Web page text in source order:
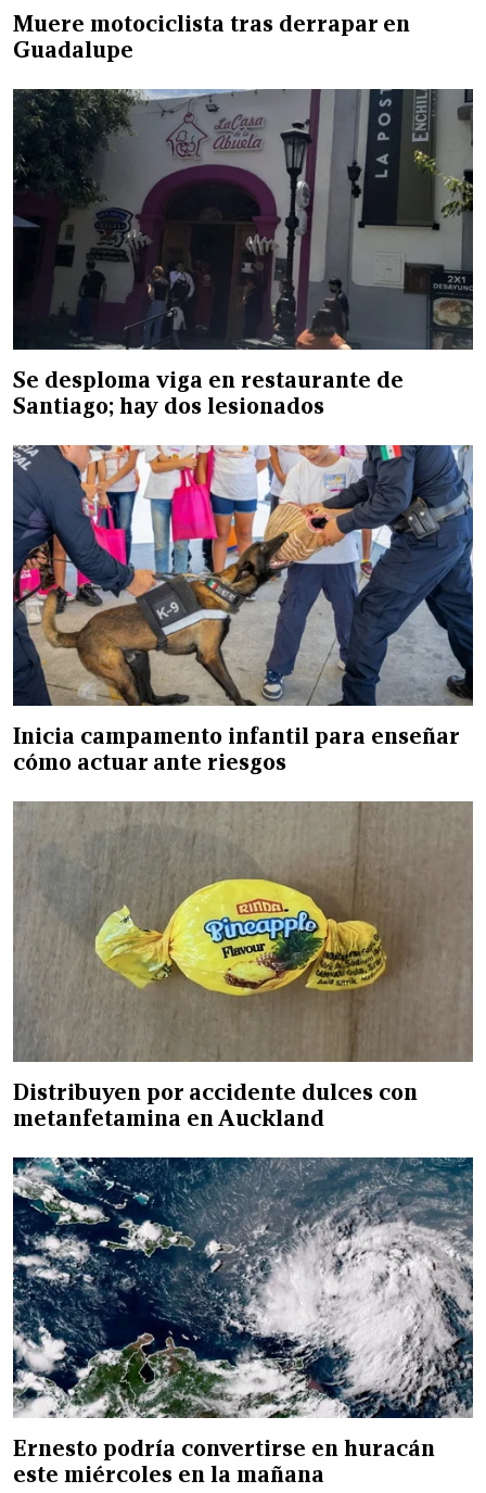
Muere motociclista tras derrapar en
Guadalupe
Se desploma viga en restaurante de
Santiago; hay dos lesionados
Inicia campamento infantil para enseñar
cómo actuar ante riesgos
Distribuyen por accidente dulces con
metanfetamina en Auckland
Ernesto podría convertirse en huracán
este miércoles en la mañana